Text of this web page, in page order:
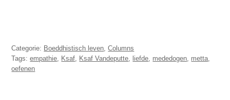
Categorie: Boeddhistisch leven ,Columns
Tags:empathie Ksaf Ksaf Vandeputte liefde mededogen metta
oefenen